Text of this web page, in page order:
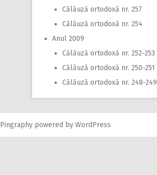
Călăuză ortodoxă nr. 257
Călăuză ortodoxă nr. 254
Anul 2009
Călăuză ortodoxă nr. 252-253
Călăuză ortodoxă nr. 250-251
Călăuză ortodoxă nr. 248-249
Pingraphy powered by WordPress